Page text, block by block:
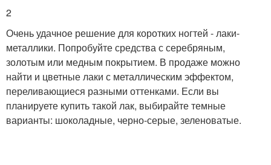
2
Очень удачное решение для коротких ногтей - лаки-
металлики. Попробуйте средства с серебряным,
золотым или медным покрытием. В продаже можно
найти и цветные лаки с металлическим эффектом,
переливающиеся разными оттенками. Если вы
планируете купить такой лак, выбирайте темные
варианты: шоколадные, черно-серые, зеленоватые.